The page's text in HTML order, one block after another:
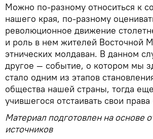
Можно по-разному относиться к
нашего края, по-разному
революционное движение
и роль в нем жителей Восточной
этнических молдаван. В данном
другое — событие, о котором мы
стало одним из этапов
общества нашей страны, тогда
учившегося отстаивать свои
Материал подготовлен на основе
источников